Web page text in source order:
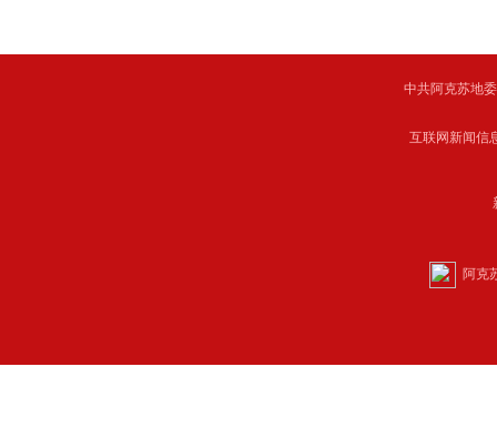
中共阿克苏地
互联网新闻
阿克